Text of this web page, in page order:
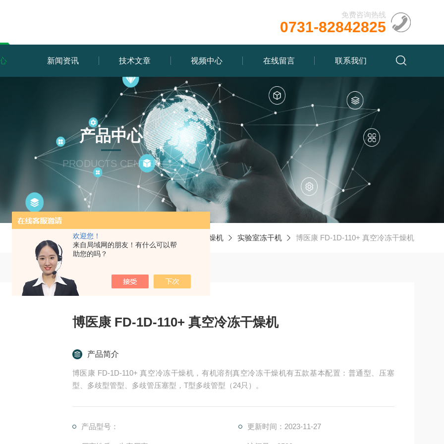
欢迎您！
来自局域网的朋友！有什么可以帮
助您的吗？
免费咨询热线
0731-82842825
新闻资讯 技术文章 视频中心 在线留言 联系我们
产品中心
PRODUCTS CENTER
当前位置： 冷冻干燥机 实验室冻干机 博医康 FD-1D-110+ 真空冷冻干燥机
博医康 FD-1D-110+ 真空冷冻干燥机
产品简介
博医康 FD-1D-110+ 真空冷冻干燥机，有机溶剂真空冷冻干燥机有五款基本配置：普通型、压塞
型、多歧型管型、多歧管压塞型，T型多歧管型（24只）。
产品型号： 更新时间：2023-11-27